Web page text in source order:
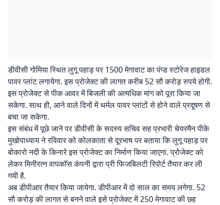
डीवीसी गोमिया स्थित लुगू पहाड़ पर 1500 मेगावाट का पंप्ड स्टोरेज हाइडल
पावर प्लांट लगायेगा. इस प्रोजेक्ट की लागत करीब 52 सौ करोड़ रुपये होगी.
इस प्रोजेक्ट से पीक आवर में बिजली की अत्यधिक मांग को पूरा किया जा
सकेगा. साथ ही, आने वाले दिनों में थर्मल पावर प्लांटों से होने वाले प्रदूषण से
बचा जा सकेगा.
इस संबंध में पूछे जाने पर डीवीसी के सदस्य सचिव सह प्रभारी चेयरमैन पीके
मुखोपाध्याय ने रविवार को कोलकाता से दूरभाष पर बताया कि लुगू पहाड़ पर
बोकारो नदी के किनारे इस प्रोजेक्ट का निर्माण किया जाएगा. प्रोजेक्ट को
लेकर मिनीरत्न वापकाॅस कंपनी द्वारा प्री फिजबिलटी रिपोर्ट तैयार कर ली
गयी है.
अब डीपीआर तैयार किया जायेगा. डीपीआर में दो साल का समय लगेगा. 52
सौ करोड़ की लागत से बनने वाले इसे प्रोजेक्ट में 250 मेगावाट की छह